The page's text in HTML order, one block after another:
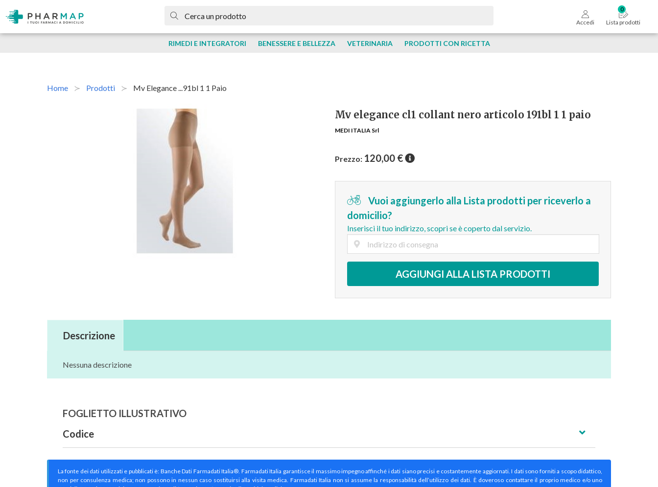
Accedi Lista prodotti
RIMEDI E INTEGRATORI BENESSERE E BELLEZZA VETERINARIA PRODOTTI CON RICETTA
Home Prodotti Mv Elegance ...91bl 1 1 Paio
Mv elegance cl1 collant nero articolo 191bl 1 1 paio
MEDI ITALIA Srl
Prezzo: 120,00 €
Vuoi aggiungerlo alla Lista prodotti per riceverlo a
domicilio?
Inserisci il tuo indirizzo, scopri se è coperto dal servizio.
AGGIUNGI ALLA LISTA PRODOTTI
Descrizione
Nessuna descrizione
FOGLIETTO ILLUSTRATIVO
Codice
La fonte dei dati utilizzati e pubblicati è: Banche Dati Farmadati Italia®. Farmadati Italia garantisce il massimo impegno affinché i dati siano precisi e costantemente aggiornati. I dati sono forniti a scopo didattico,
non per consulenza medica; non possono in nessun caso sostituirsi alla visita medica. Farmadati Italia non si assume la responsabilità dell’utilizzo dei dati. È doveroso contattare il proprio medico e/o uno